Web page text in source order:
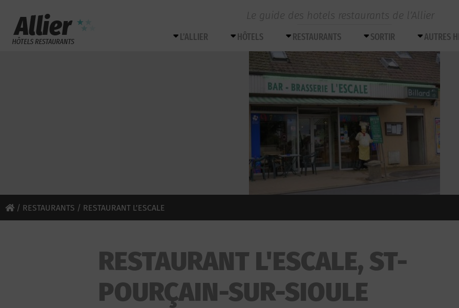
Le guide des hotels restaurants de l’Allier
L’ALLIER HÔTELS RESTAURANTS SORTIR AUTRES
/ RESTAURANTS / RESTAURANT L’ESCALE
RESTAURANT L'ESCALE, ST-
POURÇAIN-SUR-SIOULE